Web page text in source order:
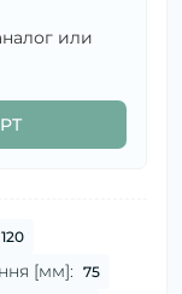
или
120
[мм]: 75